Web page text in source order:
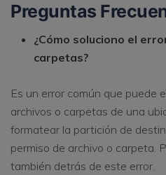
Preguntas
¿Cómo soluciono el
carpetas?
Es un error común que puede
archivos o carpetas de una
formatear la partición de
permiso de archivo o carpeta.
también detrás de este error.